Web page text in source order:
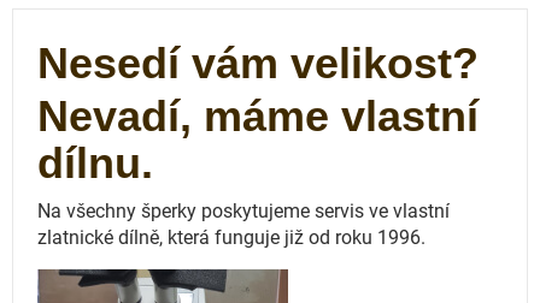
Nesedí vám velikost?
Nevadí, máme vlastní
dílnu.
Na všechny šperky poskytujeme servis ve vlastní
zlatnické dílně, která funguje již od roku 1996.